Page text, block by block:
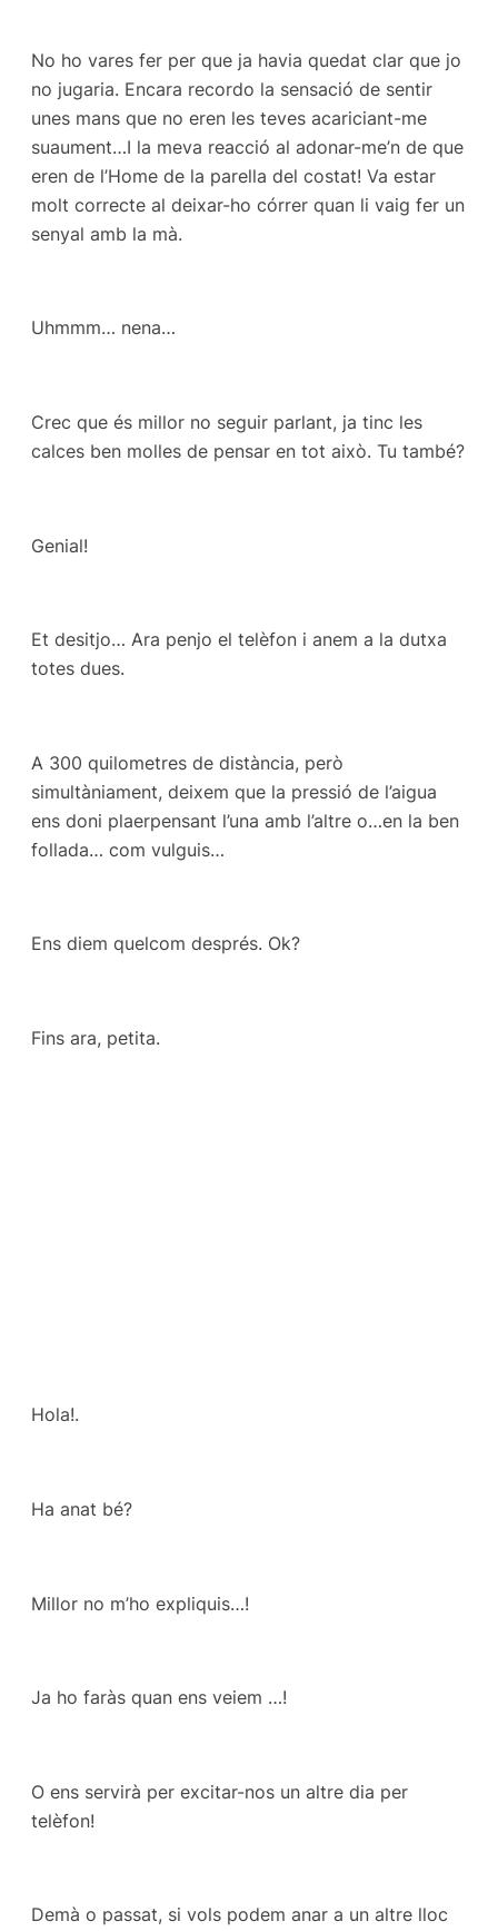
No ho vares fer per que ja havia quedat clar que jo
no jugaria. Encara recordo la sensació de sentir
unes mans que no eren les teves acariciant-me
suaument…I la meva reacció al adonar-me’n de que
eren de l’Home de la parella del costat! Va estar
molt correcte al deixar-ho córrer quan li vaig fer un
senyal amb la mà.
Uhmmm… nena…
Crec que és millor no seguir parlant, ja tinc les
calces ben molles de pensar en tot això. Tu també?
Genial!
Et desitjo… Ara penjo el telèfon i anem a la dutxa
totes dues.
A 300 quilometres de distància, però
simultàniament, deixem que la pressió de l’aigua
ens doni plaerpensant l’una amb l’altre o…en la ben
follada… com vulguis…
Ens diem quelcom després. Ok?
Fins ara, petita.
Hola!.
Ha anat bé?
Millor no m’ho expliquis…!
Ja ho faràs quan ens veiem …!
O ens servirà per excitar-nos un altre dia per
telèfon!
Demà o passat, si vols podem anar a un altre lloc